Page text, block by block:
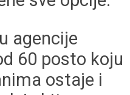
agencije
60 posto koju
ostaje i